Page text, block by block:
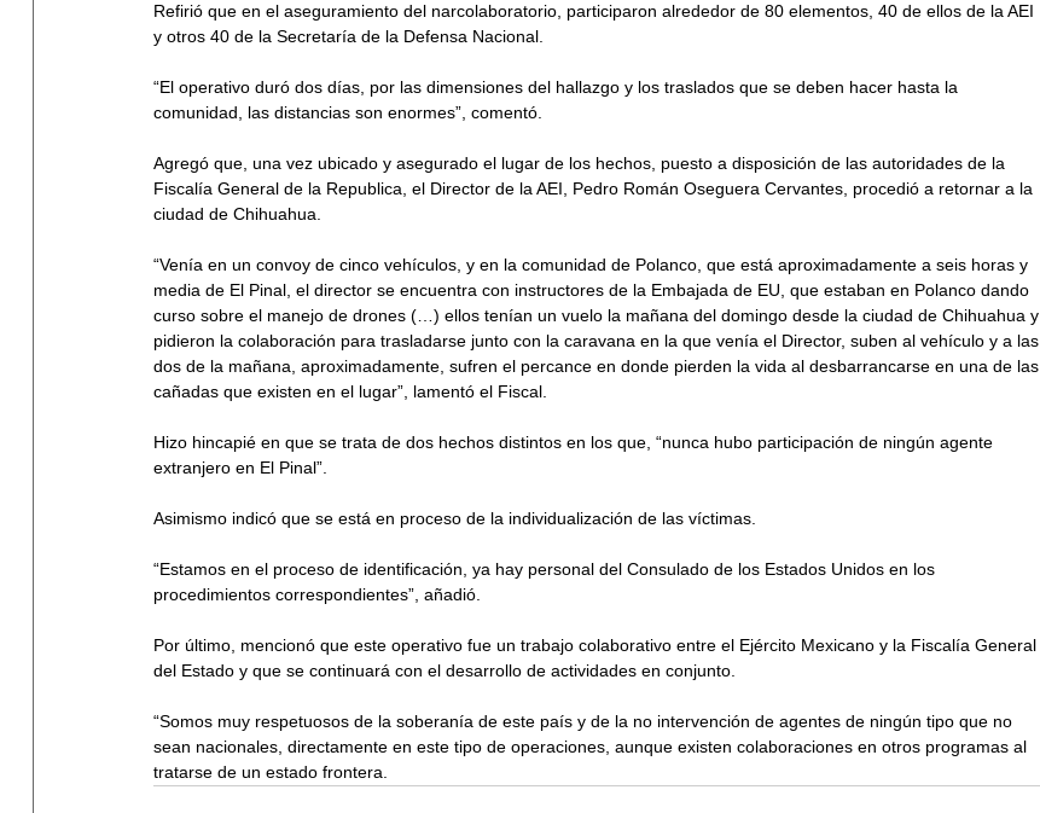
Refirió que en el aseguramiento del narcolaboratorio, participaron alrededor de 80 elementos, 40 de ellos de la AEI
y otros 40 de la Secretaría de la Defensa Nacional.
“El operativo duró dos días, por las dimensiones del hallazgo y los traslados que se deben hacer hasta la
comunidad, las distancias son enormes”, comentó.
Agregó que, una vez ubicado y asegurado el lugar de los hechos, puesto a disposición de las autoridades de la
Fiscalía General de la Republica, el Director de la AEI, Pedro Román Oseguera Cervantes, procedió a retornar a la
ciudad de Chihuahua.
“Venía en un convoy de cinco vehículos, y en la comunidad de Polanco, que está aproximadamente a seis horas y
media de El Pinal, el director se encuentra con instructores de la Embajada de EU, que estaban en Polanco dando
curso sobre el manejo de drones (…) ellos tenían un vuelo la mañana del domingo desde la ciudad de Chihuahua y
pidieron la colaboración para trasladarse junto con la caravana en la que venía el Director, suben al vehículo y a las
dos de la mañana, aproximadamente, sufren el percance en donde pierden la vida al desbarrancarse en una de las
cañadas que existen en el lugar”, lamentó el Fiscal.
Hizo hincapié en que se trata de dos hechos distintos en los que, “nunca hubo participación de ningún agente
extranjero en El Pinal”.
Asimismo indicó que se está en proceso de la individualización de las víctimas.
“Estamos en el proceso de identificación, ya hay personal del Consulado de los Estados Unidos en los
procedimientos correspondientes”, añadió.
Por último, mencionó que este operativo fue un trabajo colaborativo entre el Ejército Mexicano y la Fiscalía General
del Estado y que se continuará con el desarrollo de actividades en conjunto.
“Somos muy respetuosos de la soberanía de este país y de la no intervención de agentes de ningún tipo que no
sean nacionales, directamente en este tipo de operaciones, aunque existen colaboraciones en otros programas al
tratarse de un estado frontera.